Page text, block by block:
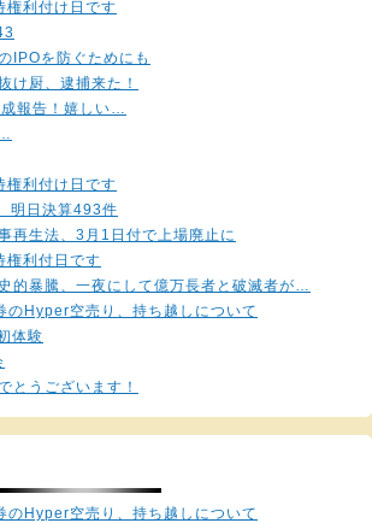
権利付け日です
IPOを防ぐためにも
け厨、逮捕来た！
報告！嬉しい…
権利付け日です
明日決算493件
再生法、3月1日付で上場廃止に
権利付日です
的暴騰、一夜にして億万長者と破滅者が…
のHyper空売り、持ち越しについて
体験
とうございます！
のHyper空売り、持ち越しについて